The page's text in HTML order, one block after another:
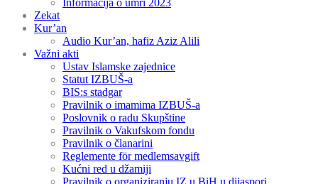
Informacija o umri 2023
Zekat
Kur’an
Audio Kur’an, hafiz Aziz Alili
Važni akti
Ustav Islamske zajednice
Statut IZBUŠ-a
BIS:s stadgar
Pravilnik o imamima IZBUŠ-a
Poslovnik o radu Skupštine
Pravilnik o Vakufskom fondu
Pravilnik o članarini
Reglemente för medlemsavgift
Kućni red u džamiji
Pravilnik o organiziranju IZ u BiH u dijaspori